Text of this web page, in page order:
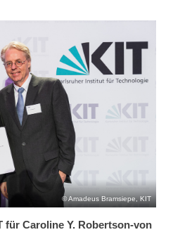
Amadeus Bramsiepe, KIT
für Caroline Y. Robertson-von